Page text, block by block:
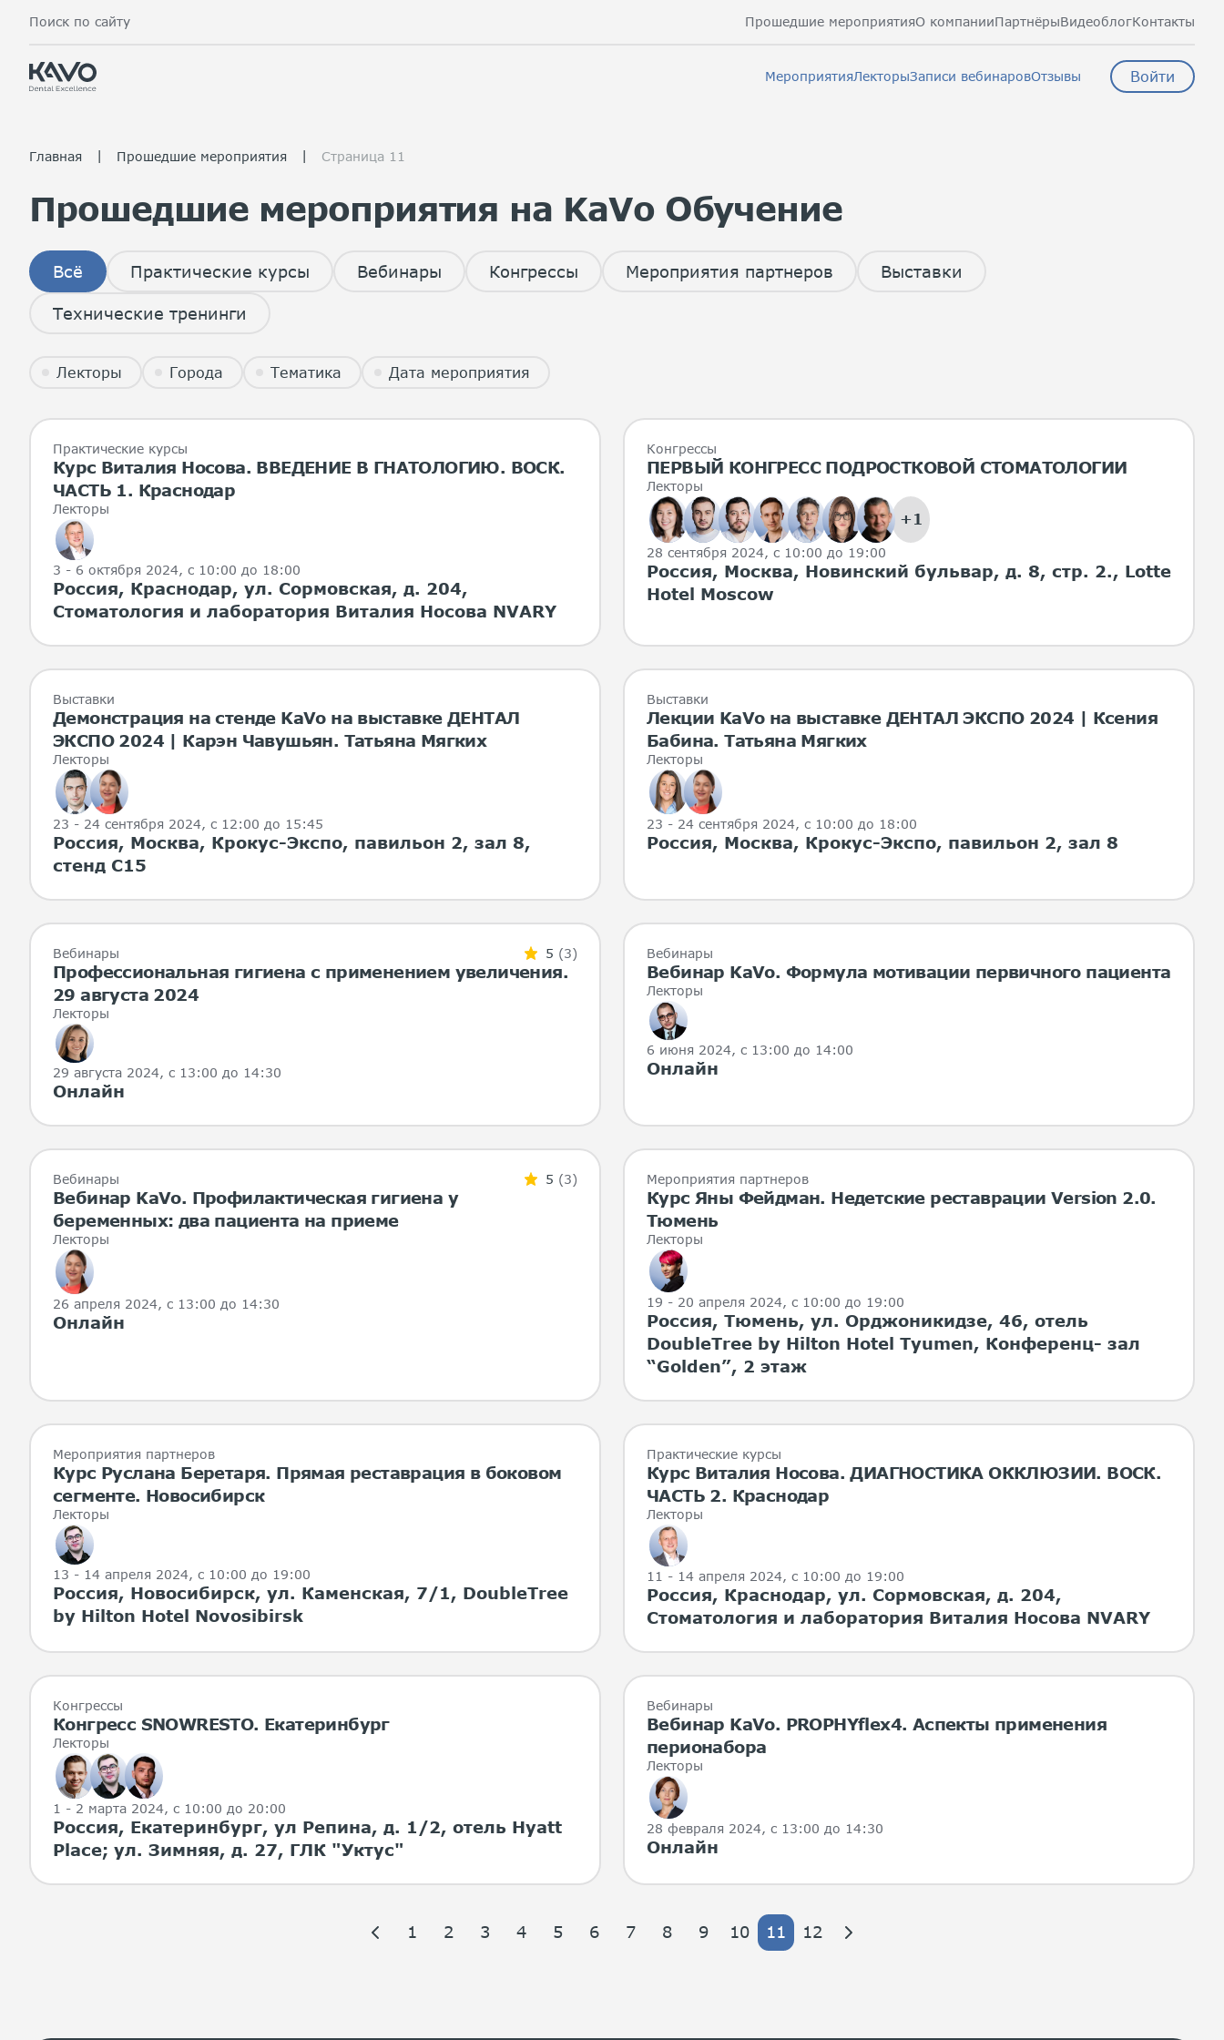
Поиск по сайту Прошедшие мероприятияО компанииПартнёрыВидеоблогКонтакты
МероприятияЛекторыЗаписи вебинаровОтзывы Войти
Главная | Прошедшие мероприятия | Страница 11
Прошедшие мероприятия на KaVo Обучение
Всё Практические курсы Вебинары Конгрессы Мероприятия партнеров Выставки
Технические тренинги
Лекторы Города Тематика Дата мероприятия
Практические курсы
Курс Виталия Носова. ВВЕДЕНИЕ В ГНАТОЛОГИЮ. ВОСК.
ЧАСТЬ 1. Краснодар
Лекторы
3 - 6 октября 2024, с 10:00 до 18:00
Россия, Краснодар, ул. Сормовская, д. 204,
Стоматология и лаборатория Виталия Носова NVARY
Конгрессы
ПЕРВЫЙ КОНГРЕСС ПОДРОСТКОВОЙ СТОМАТОЛОГИИ
Лекторы
+1
28 сентября 2024, с 10:00 до 19:00
Россия, Москва, Новинский бульвар, д. 8, стр. 2., Lotte
Hotel Moscow
Выставки
Демонстрация на стенде KaVo на выставке ДЕНТАЛ
ЭКСПО 2024 | Карэн Чавушьян. Татьяна Мягких
Лекторы
23 - 24 сентября 2024, с 12:00 до 15:45
Россия, Москва, Крокус-Экспо, павильон 2, зал 8,
стенд С15
Выставки
Лекции KaVo на выставке ДЕНТАЛ ЭКСПО 2024 | Ксения
Бабина. Татьяна Мягких
Лекторы
23 - 24 сентября 2024, с 10:00 до 18:00
Россия, Москва, Крокус-Экспо, павильон 2, зал 8
Вебинары 5 (3)
Профессиональная гигиена с применением увеличения.
29 августа 2024
Лекторы
29 августа 2024, с 13:00 до 14:30
Онлайн
Вебинары
Вебинар KaVo. Формула мотивации первичного пациента
Лекторы
6 июня 2024, с 13:00 до 14:00
Онлайн
Вебинары 5 (3)
Вебинар KaVo. Профилактическая гигиена у
беременных: два пациента на приеме
Лекторы
26 апреля 2024, с 13:00 до 14:30
Онлайн
Мероприятия партнеров
Курс Яны Фейдман. Недетские реставрации Version 2.0.
Тюмень
Лекторы
19 - 20 апреля 2024, с 10:00 до 19:00
Россия, Тюмень, ул. Орджоникидзе, 46, отель
DoubleTree by Hilton Hotel Tyumen, Конференц- зал
“Golden”, 2 этаж
Мероприятия партнеров
Курс Руслана Беретаря. Прямая реставрация в боковом
сегменте. Новосибирск
Лекторы
13 - 14 апреля 2024, с 10:00 до 19:00
Россия, Новосибирск, ул. Каменская, 7/1, DoubleTree
by Hilton Hotel Novosibirsk
Практические курсы
Курс Виталия Носова. ДИАГНОСТИКА ОККЛЮЗИИ. ВОСК.
ЧАСТЬ 2. Краснодар
Лекторы
11 - 14 апреля 2024, с 10:00 до 19:00
Россия, Краснодар, ул. Сормовская, д. 204,
Стоматология и лаборатория Виталия Носова NVARY
Конгрессы
Конгресс SNOWRESTO. Екатеринбург
Лекторы
1 - 2 марта 2024, с 10:00 до 20:00
Россия, Екатеринбург, ул Репина, д. 1/2, отель Hyatt
Place; ул. Зимняя, д. 27, ГЛК "Уктус"
Вебинары
Вебинар KaVo. PROPHYflex4. Аспекты применения
перионабора
Лекторы
28 февраля 2024, с 13:00 до 14:30
Онлайн
1 2 3 4 5 6 7 8 9 10 11 12